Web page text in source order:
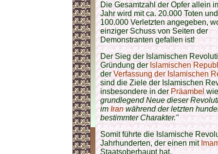
Die Gesamtzahl der Opfer allein
Jahr wird mit ca. 20.000 Toten
100.000 Verletzten angegeben,
einziger Schuss von Seiten der
Demonstranten gefallen ist!
Der Sieg der Islamischen
Gründung derIslamischen
derVerfassung der Islamischen
sind die Ziele der Islamischen
insbesondere in derPräambel
grundlegend Neue dieser
imIranwährend der letzten
bestimmter Charakter."
Somit führte die Islamische
Jahrhunderten, der einen mit
Staatsoberhaupt hat.